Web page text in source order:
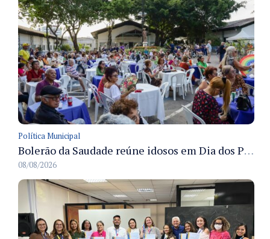
Política Municipal
Bolerão da Saudade reúne idosos em Dia dos Pais promovido pela Fundação Dr. Thomas em Manaus
08/08/2026